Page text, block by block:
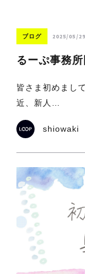
ブログ 2025/05/29
るーぷ事務
皆さま初めまし
近、新人…
shiowaki